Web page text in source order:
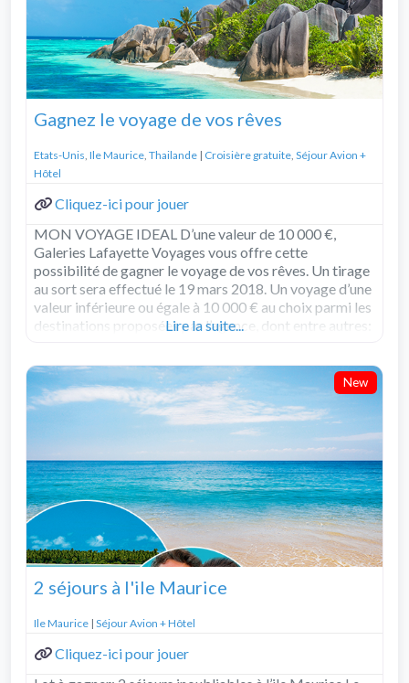
Gagnez le voyage de vos rêves
Etats-Unis, Ile Maurice, Thailande | Croisière gratuite, Séjour Avion +
Hôtel
Cliquez-ici pour jouer
MON VOYAGE IDEAL D’une valeur de 10 000 €,
Galeries Lafayette Voyages vous offre cette
possibilité de gagner le voyage de vos rêves. Un tirage
au sort sera effectué le 19 mars 2018. Un voyage d’une
valeur inférieure ou égale à 10 000 € au choix parmi les
destinations proposées par l’agence, dont entre autres:
Lire la suite...
New
2 séjours à l'ile Maurice
Ile Maurice | Séjour Avion + Hôtel
Cliquez-ici pour jouer